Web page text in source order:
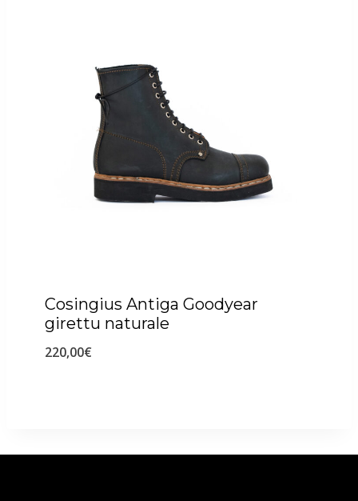
Cosingius Antiga Goodyear
girettu naturale
220,00€